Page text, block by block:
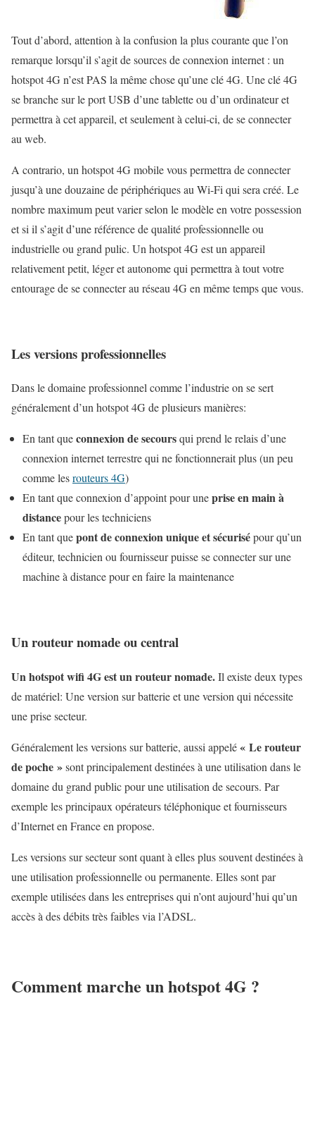
Tout d’abord, attention à la confusion la plus courante que l’on
remarque lorsqu’il s’agit de sources de connexion internet : un
hotspot 4G n’est PAS la même chose qu’une clé 4G. Une clé 4G
se branche sur le port USB d’une tablette ou d’un ordinateur et
permettra à cet appareil, et seulement à celui-ci, de se connecter
au web.
A contrario, un hotspot 4G mobile vous permettra de connecter
jusqu’à une douzaine de périphériques au Wi-Fi qui sera créé. Le
nombre maximum peut varier selon le modèle en votre possession
et si il s’agit d’une référence de qualité professionnelle ou
industrielle ou grand pulic. Un hotspot 4G est un appareil
relativement petit, léger et autonome qui permettra à tout votre
entourage de se connecter au réseau 4G en même temps que vous.
Les versions professionnelles
Dans le domaine professionnel comme l’industrie on se sert
généralement d’un hotspot 4G de plusieurs manières:
En tant queconnexion de secoursqui prend le relais d’une
connexion internet terrestre qui ne fonctionnerait plus (un peu
comme lesrouteurs 4G)
En tant que connexion d’appoint pour uneprise en main à
distancepour les techniciens
En tant quepont de connexion unique et sécurisépour qu’un
éditeur, technicien ou fournisseur puisse se connecter sur une
machine à distance pour en faire la maintenance
Un routeur nomade ou central
Un hotspot wifi 4G est un routeur nomade.Il existe deux types
de matériel: Une version sur batterie et une version qui nécessite
une prise secteur.
Généralement les versions sur batterie, aussi appelé« Le routeur
de poche »sont principalement destinées à une utilisation dans le
domaine du grand public pour une utilisation de secours. Par
exemple les principaux opérateurs téléphonique et fournisseurs
d’Internet en France en propose.
Les versions sur secteur sont quant à elles plus souvent destinées à
une utilisation professionnelle ou permanente. Elles sont par
exemple utilisées dans les entreprises qui n’ont aujourd’hui qu’un
accès à des débits très faibles via l’ADSL.
Comment marche un hotspot 4G ?